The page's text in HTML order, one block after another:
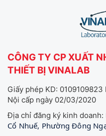
CÔNG TY CP XUẤT
THIẾT BỊ VINALAB
Giấy phép KD:
Nội cấp ngày 02/03/2020
Địa chỉ đăng ký kinh doanh:
Cổ Nhuế, Phường Đông